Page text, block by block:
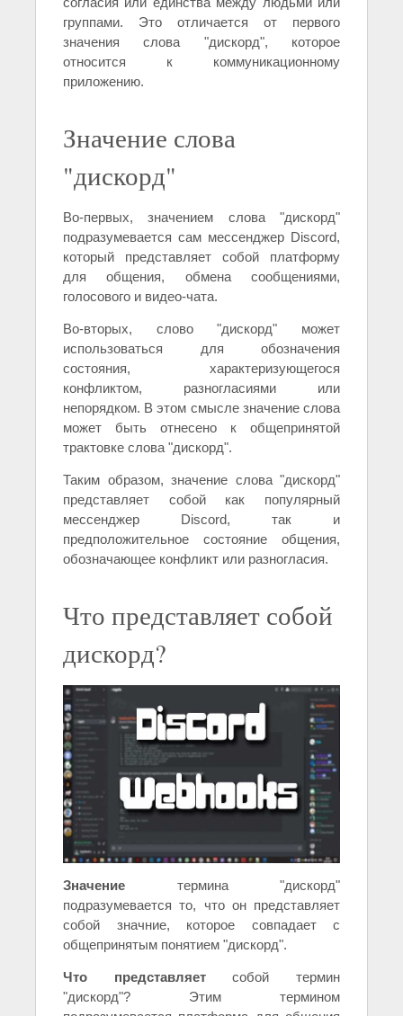
группами. Это отличается от первого
значения слова "дискорд", которое
относится к коммуникационному
приложению.
Значение слова
"дискорд"
Во-первых, значением слова "дискорд"
подразумевается сам мессенджер Discord,
который представляет собой платформу
для общения, обмена сообщениями,
голосового и видео-чата.
Во-вторых, слово "дискорд" может
использоваться для обозначения
состояния, характеризующегося
конфликтом, разногласиями или
непорядком. В этом смысле значение слова
может быть отнесено к общепринятой
трактовке слова "дискорд".
Таким образом, значение слова "дискорд"
представляет собой как популярный
мессенджер Discord, так и
предположительное состояние общения,
обозначающее конфликт или разногласия.
Что представляет собой
дискорд?
Значение термина "дискорд"
подразумевается то, что он представляет
собой значние, которое совпадает с
общепринятым понятием "дискорд".
Что представляетсобой термин
"дискорд"? Этим термином